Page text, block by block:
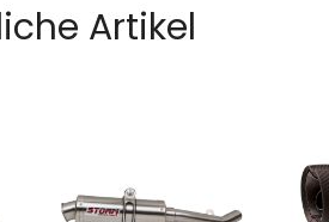
Artikel